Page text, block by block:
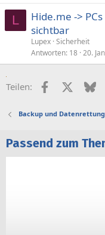
L
Hide.me ->
sichtbar
Lupex Sicherheit
Antworten 18 20.
Teilen: Facebook
X
Backup und Datenrettung
Passend zum